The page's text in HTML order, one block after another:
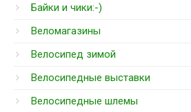
Байки и чики:-)
Веломагазины
Велосипед зимой
Велосипедные выставки
Велосипедные шлемы